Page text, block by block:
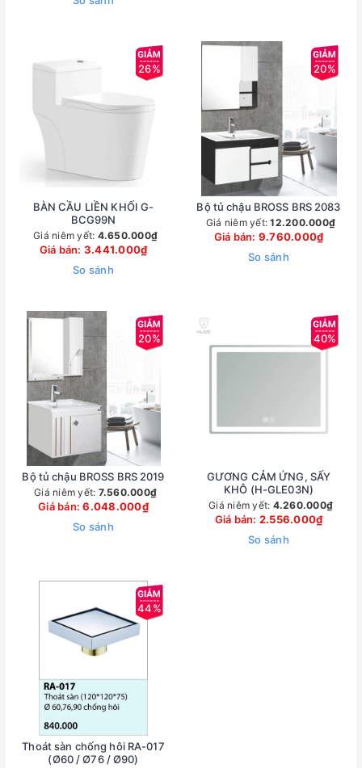
26%
BÀN CẦU LIỀN KHỐI G-
BCG99N
Giá niêm yết: 4.650.000₫
Giá bán: 3.441.000₫
So sánh
20%
Bộ tủ chậu BROSS BRS 2083
Giá niêm yết:12.200.000₫
Giá bán: 9.760.000₫
So sánh
20%
Bộ tủ chậu BROSS BRS 2019
Giá niêm yết: 7.560.000₫
Giá bán:6.048.000₫
So sánh
40%
GƯƠNG CẢM ỨNG, SẤY
KHÔ (H-GLE03N)
Giá niêm yết: 4.260.000₫
Giá bán: 2.556.000₫
So sánh
44%
Thoát sàn chống hôi RA-017
(Ø60 / Ø76 / Ø90)